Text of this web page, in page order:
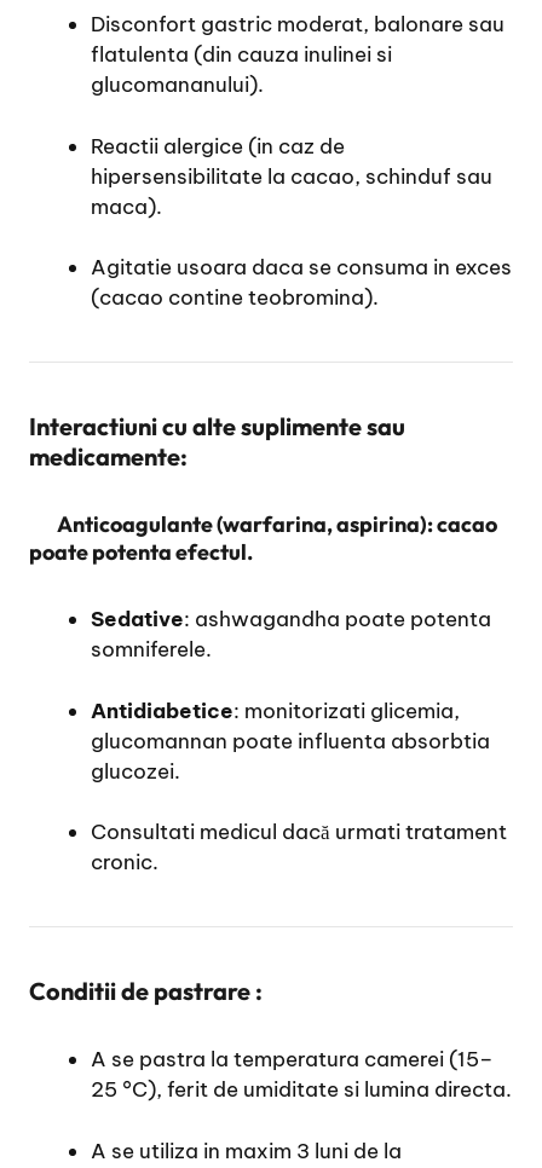
Disconfort gastric moderat, balonare sau
flatulenta (din cauza inulinei si
glucomananului).
Reactii alergice (in caz de
hipersensibilitate la cacao, schinduf sau
maca).
Agitatie usoara daca se consuma in exces
(cacao contine teobromina).
Interactiuni cu alte suplimente sau
medicamente:
Anticoagulante(warfarina, aspirina): cacao
poate potenta efectul.
Sedative: ashwagandha poate potenta
somniferele.
Antidiabetice: monitorizati glicemia,
glucomannan poate influenta absorbtia
glucozei.
Consultati medicul dacă urmati tratament
cronic.
Conditii de pastrare :
A se pastra la temperatura camerei (15–
25 °C), ferit de umiditate si lumina directa.
A se utiliza in maxim 3 luni de la